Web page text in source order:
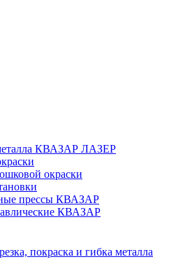
КВАЗАР ЛАЗЕР
окраски
прессы КВАЗАР
КВАЗАР
покраска и гибка металла